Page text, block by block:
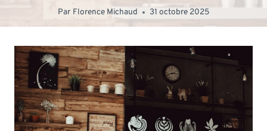
Par Florence Michaud 31 octobre 2025